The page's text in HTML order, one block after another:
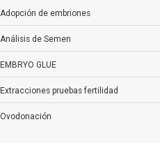
Adopción de embriones
Análisis de Semen
EMBRYO GLUE
Extracciones pruebas fertilidad
Ovodonación